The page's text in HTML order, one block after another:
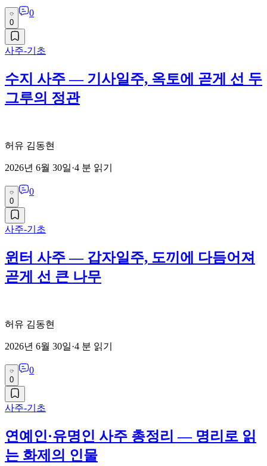
0
0
사주-기초
수지 사주 — 기사일주, 옥토에 곧게 선 두
그루의 정관
허유 김동현
2026년 6월 30일·4 분 읽기
0
0
사주-기초
윈터 사주 — 갑자일주, 도끼에 다듬어져
곧게 선 큰 나무
허유 김동현
2026년 6월 30일·4 분 읽기
0
0
사주-기초
연예인·유명인 사주 총정리 — 명리로 읽
는 화제의 인물